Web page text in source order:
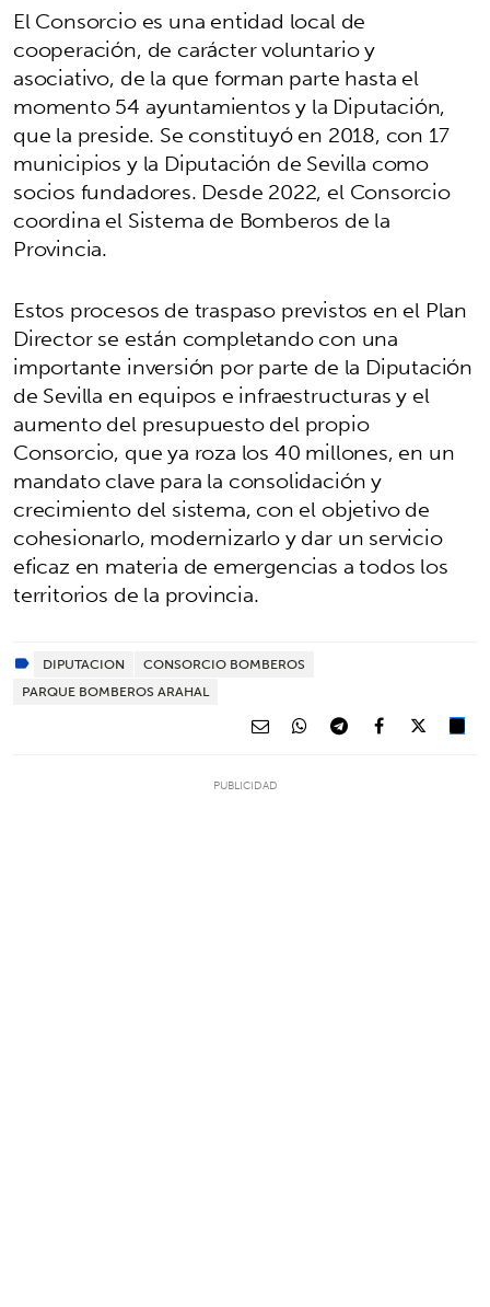
El Consorcio es una entidad local de
cooperación, de carácter voluntario y
asociativo, de la que forman parte hasta el
momento 54 ayuntamientos y la Diputación,
que la preside. Se constituyó en 2018, con 17
municipios y la Diputación de Sevilla como
socios fundadores. Desde 2022, el Consorcio
coordina el Sistema de Bomberos de la
Provincia.
Estos procesos de traspaso previstos en el Plan
Director se están completando con una
importante inversión por parte de la Diputación
de Sevilla en equipos e infraestructuras y el
aumento del presupuesto del propio
Consorcio, que ya roza los 40 millones, en un
mandato clave para la consolidación y
crecimiento del sistema, con el objetivo de
cohesionarlo, modernizarlo y dar un servicio
eficaz en materia de emergencias a todos los
territorios de la provincia.
DIPUTACION
CONSORCIO BOMBEROS
PARQUE BOMBEROS ARAHAL